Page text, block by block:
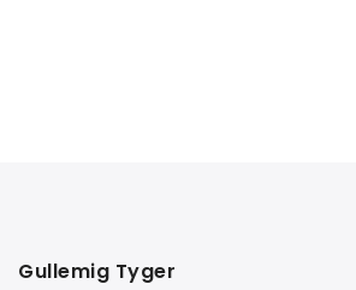
Gullemig Tyger